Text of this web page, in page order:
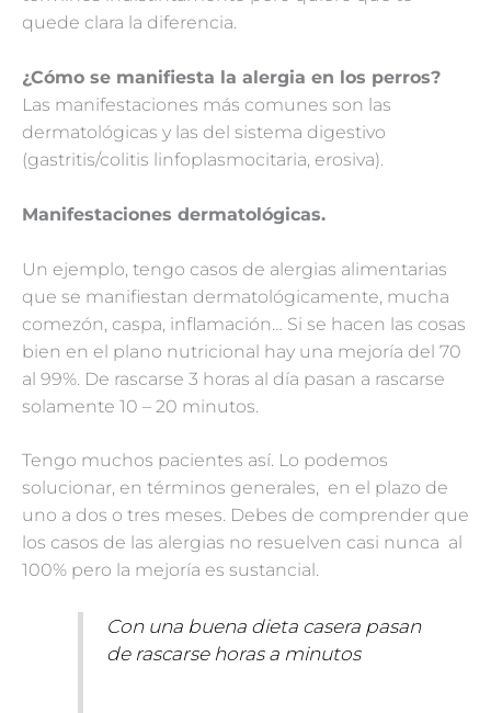
quede clara la diferencia.
¿Cómo se manifiesta la alergia en los perros?
Las manifestaciones más comunes son las
dermatológicas y las del sistema digestivo
(gastritis/colitis linfoplasmocitaria, erosiva).
Manifestaciones dermatológicas.
Un ejemplo, tengo casos de alergias alimentarias
que se manifiestan dermatológicamente, mucha
comezón, caspa, inflamación… Si se hacen las cosas
bien en el plano nutricional hay una mejoría del 70
al 99%. De rascarse 3 horas al día pasan a rascarse
solamente 10 – 20 minutos.
Tengo muchos pacientes así. Lo podemos
solucionar, en términos generales, en el plazo de
uno a dos o tres meses. Debes de comprender que
los casos de las alergias no resuelven casi nunca al
100% pero la mejoría es sustancial.
Con una buena dieta casera pasan
de rascarse horas a minutos